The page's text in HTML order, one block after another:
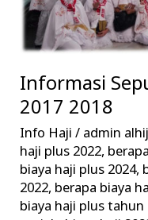
Informasi
2017 2018
Info Haji / admin
haji plus 2022,
biaya haji plus 2024,
2022, berapa biaya
biaya haji plus tahun